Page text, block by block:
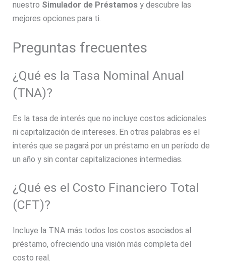
nuestro Simulador de Préstamos y descubre las
mejores opciones para ti.
Preguntas frecuentes
¿Qué es la Tasa Nominal Anual
(TNA)?
Es la tasa de interés que no incluye costos adicionales
ni capitalización de intereses. En otras palabras es el
interés que se pagará por un préstamo en un período de
un año y sin contar capitalizaciones intermedias.
¿Qué es el Costo Financiero Total
(CFT)?
Incluye la TNA más todos los costos asociados al
préstamo, ofreciendo una visión más completa del
costo real.